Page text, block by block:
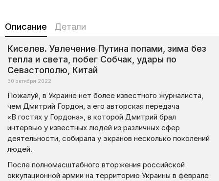
Описание Детали
Киселев. Увлечение Путина попами, зима без
тепла и света, побег Собчак, удары по
Севастополю, Китай
30 октября 2022
Пожалуй, в Украине нет более известного журналиста,
чем Дмитрий Гордон, а его авторская передача
«В гостях у Гордона», в которой Дмитрий брал
интервью у известных людей из различных сфер
деятельности, собирала у экранов несколько поколений
людей.
После полномасштабного вторжения российской
оккупационной армии на территорию Украины в феврале